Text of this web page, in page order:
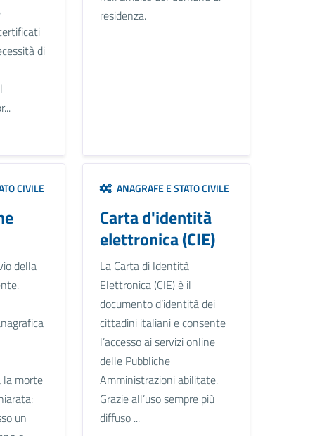
di
residenza.
CIVILE
della
la morte
un
ANAGRAFE E STATO CIVILE
Carta d'identità
elettronica (CIE)
La Carta di Identità
Elettronica (CIE) è il
documento d’identità dei
cittadini italiani e consente
l’accesso ai servizi online
delle Pubbliche
Amministrazioni abilitate.
Grazie all’uso sempre più
diffuso ...